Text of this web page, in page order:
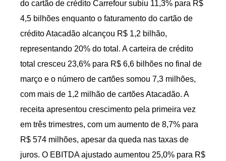
do cartão de crédito Carrefour subiu 11,3% para R$
4,5 bilhões enquanto o faturamento do cartão de
crédito Atacadão alcançou R$ 1,2 bilhão,
representando 20% do total. A carteira de crédito
total cresceu 23,6% para R$ 6,6 bilhões no final de
março e o número de cartões somou 7,3 milhões,
com mais de 1,2 milhão de cartões Atacadão. A
receita apresentou crescimento pela primeira vez
em três trimestres, com um aumento de 8,7% para
R$ 574 milhões, apesar da queda nas taxas de
juros. O EBITDA ajustado aumentou 25,0% para R$